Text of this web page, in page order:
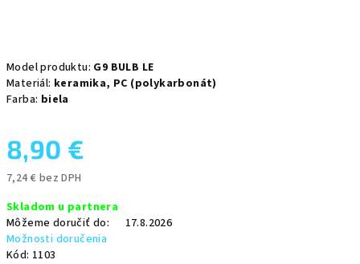
Model produktu: G9 BULB LE
Materiál: keramika, PC (polykarbonát)
Farba: biela
8,90 €
7,24 € bez DPH
cena:
Skladom u partnera
Môžeme doručiť do:
17.8.2026
Možnosti doručenia
Kód: 1103